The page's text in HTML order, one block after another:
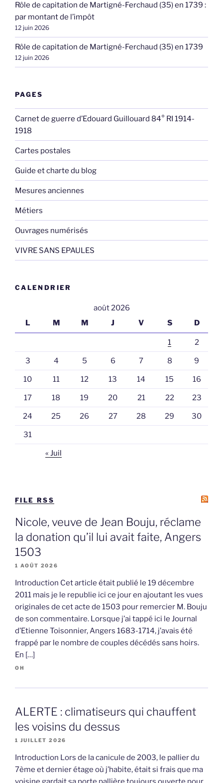
Rôle de capitation de Martigné-Ferchaud (35) en 1739 :
par montant de l’impôt
12 juin 2026
Rôle de capitation de Martigné-Ferchaud (35) en 1739
12 juin 2026
PAGES
Carnet de guerre d’Edouard Guillouard 84° RI 1914-
1918
Cartes postales
Guide et charte du blog
Mesures anciennes
Métiers
Ouvrages numérisés
VIVRE SANS EPAULES
CALENDRIER
août 2026
L
M M J V S D
1 2
3 4 5 6 7 8 9
10 11 12 13 14 15 16
17 18 19 20 21 22 23
24 25 26 27 28 29 30
31
« Juil
FILE RSS
Nicole, veuve de Jean Bouju, réclame
la donation qu’il lui avait faite, Angers
1503
1 AOÛT 2026
Introduction Cet article était publié le 19 décembre
2011 mais je le republie ici ce jour en ajoutant les vues
originales de cet acte de 1503 pour remercier M. Bouju
de son commentaire. Lorsque j’ai tappé ici le Journal
d’Etienne Toisonnier, Angers 1683-1714, j’avais été
frappé par le nombre de couples décédés sans hoirs.
En […]
OH
ALERTE : climatiseurs qui chauffent
les voisins du dessus
1 JUILLET 2026
Introduction Lors de la canicule de 2003, le pallier du
7ème et dernier étage où j’habite, était si frais que ma